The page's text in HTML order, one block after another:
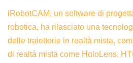
iRobotCAM, un software di
robotica, ha rilasciato una
delle traiettorie in realtà mista,
di realtà mista come HoloLens,